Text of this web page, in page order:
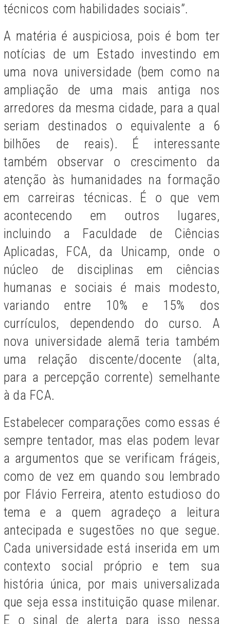
técnicos com habilidades sociais”.
A matéria é auspiciosa, pois é bom ter
notícias de um Estado investindo em
uma nova universidade (bem como na
ampliação de uma mais antiga nos
arredores da mesma cidade, para a qual
seriam destinados o equivalente a 6
bilhões de reais). É interessante
também observar o crescimento da
atenção às humanidades na formação
em carreiras técnicas. É o que vem
acontecendo em outros lugares,
incluindo a Faculdade de Ciências
Aplicadas, FCA, da Unicamp, onde o
núcleo de disciplinas em ciências
humanas e sociais é mais modesto,
variando entre 10% e 15% dos
currículos, dependendo do curso. A
nova universidade alemã teria também
uma relação discente/docente (alta,
para a percepção corrente) semelhante
à da FCA.
Estabelecer comparações como essas é
sempre tentador, mas elas podem levar
a argumentos que se verificam frágeis,
como de vez em quando sou lembrado
por Flávio Ferreira, atento estudioso do
tema e a quem agradeço a leitura
antecipada e sugestões no que segue.
Cada universidade está inserida em um
contexto social próprio e tem sua
história única, por mais universalizada
que seja essa instituição quase milenar.
E o sinal de alerta para isso nessa